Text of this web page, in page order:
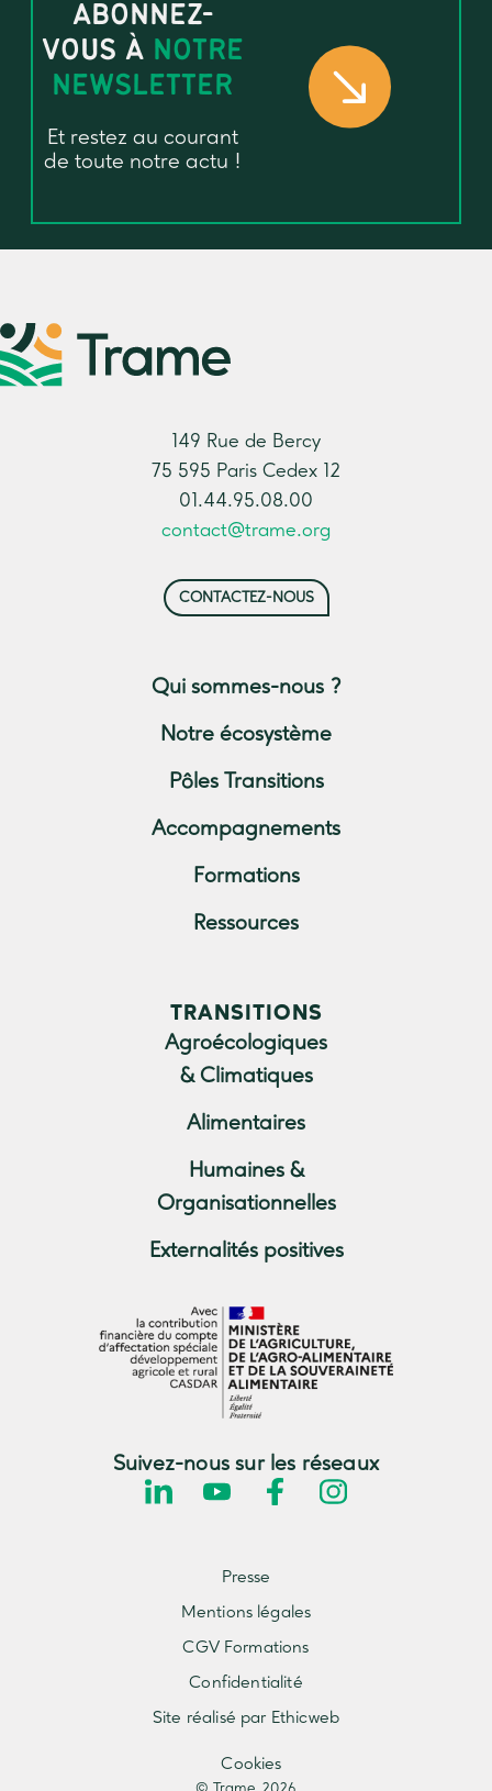
ABONNEZ-
VOUS À NOTRE
NEWSLETTER
Et restez au courant
de toute notre actu !
149 Rue de Bercy
75 595 Paris Cedex 12
01.44.95.08.00
contact@trame.org
CONTACTEZ-NOUS
Qui sommes-nous ?
Notre écosystème
Pôles Transitions
Accompagnements
Formations
Ressources
TRANSITIONS
Agroécologiques
& Climatiques
Alimentaires
Humaines &
Organisationnelles
Externalités positives
Suivez-nous sur les réseaux
Cookies
Presse
Mentions légales
CGV Formations
Confidentialité
Site réalisé par Ethicweb